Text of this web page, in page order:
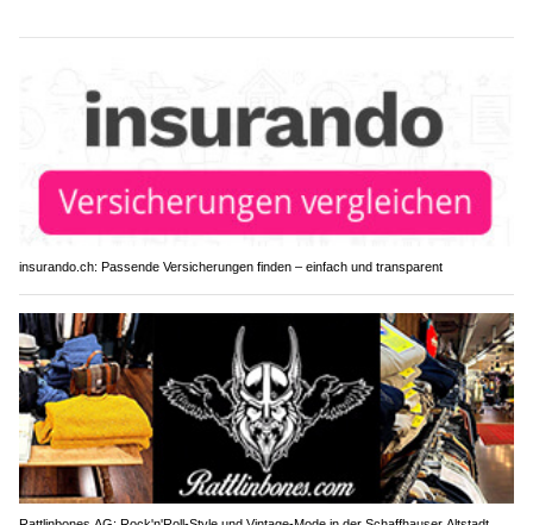
insurando.ch: Passende Versicherungen finden – einfach und transparent